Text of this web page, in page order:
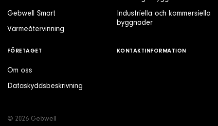
Gebwell Smart
Värmeåtervinning
Industriella och kommersiella
byggnader
FÖRETAGET
Om oss
Dataskyddsbeskrivning
KONTAKTINFORMATION
© 2026 Gebwell